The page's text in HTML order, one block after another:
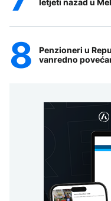
letjeti nazad u
Penzioneri u
vanredno